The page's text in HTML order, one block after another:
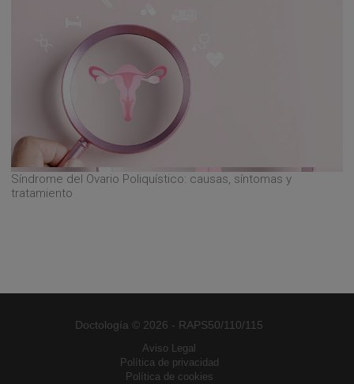
Síndrome del Ovario Poliquístico: causas, síntomas y
tratamiento
Doctología © 2026 - RAPS50/110/115
Aviso Legal
Política de privacidad
Política de cookies